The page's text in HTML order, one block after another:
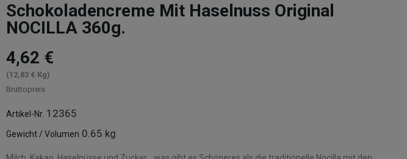
Schokoladencreme Mit Haselnuss Original
NOCILLA 360g.
4,62 €
(12,83 € Kg)
Bruttopreis
Artikel-Nr. 12365
Gewicht / Volumen 0.65 kg